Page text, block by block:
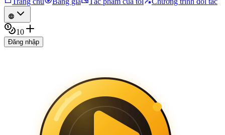
10
Đăng nhập